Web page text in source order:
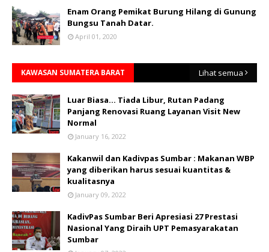
Enam Orang Pemikat Burung Hilang di Gunung
Bungsu Tanah Datar.
April 01, 2020
KAWASAN SUMATERA BARAT Lihat semua
Luar Biasa... Tiada Libur, Rutan Padang
Panjang Renovasi Ruang Layanan Visit New
Normal
January 16, 2022
Kakanwil dan Kadivpas Sumbar : Makanan WBP
yang diberikan harus sesuai kuantitas &
kualitasnya
January 09, 2022
KadivPas Sumbar Beri Apresiasi 27 Prestasi
Nasional Yang Diraih UPT Pemasyarakatan
Sumbar